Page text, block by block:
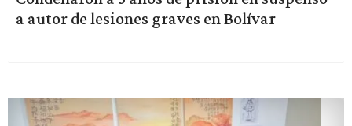
a autor de lesiones graves en Bolívar